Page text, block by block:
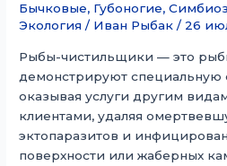
Бычковые, Губоногие,Симбиоз
Экология / Иван Рыбак/ 26
Рыбы-чистильщики — это
демонстрируют специальную
оказывая услуги другим
клиентами, удаляя
эктопаразитов и
поверхности или жаберных